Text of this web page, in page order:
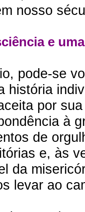
nosso
e
pode-se
história
por
à
de
e, às
da
levar ao